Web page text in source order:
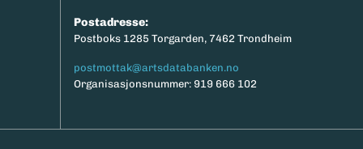
Postadresse:
Postboks 1285 Torgarden, 7462 Trondheim
postmottak@artsdatabanken.no
Organisasjonsnummer: 919 666 102